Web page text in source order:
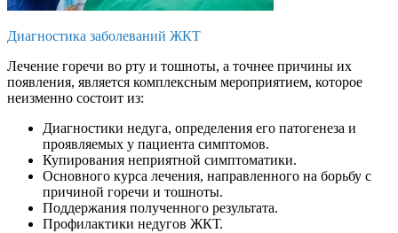
Диагностика заболеваний ЖКТ
Лечение горечи во рту и тошноты, а точнее причины их
появления, является комплексным мероприятием, которое
неизменно состоит из:
Диагностики недуга, определения его патогенеза и
проявляемых у пациента симптомов.
Купирования неприятной симптоматики.
Основного курса лечения, направленного на борьбу с
причиной горечи и тошноты.
Поддержания полученного результата.
Профилактики недугов ЖКТ.